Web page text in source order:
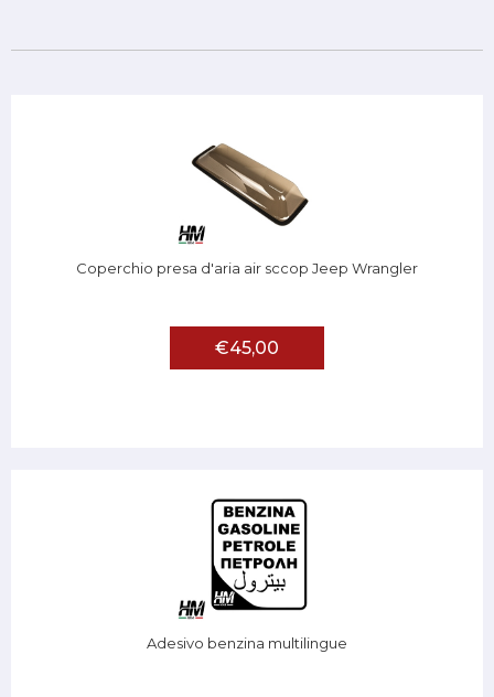
Coperchio presa d'aria air sccop Jeep Wrangler
€45,00
Adesivo benzina multilingue